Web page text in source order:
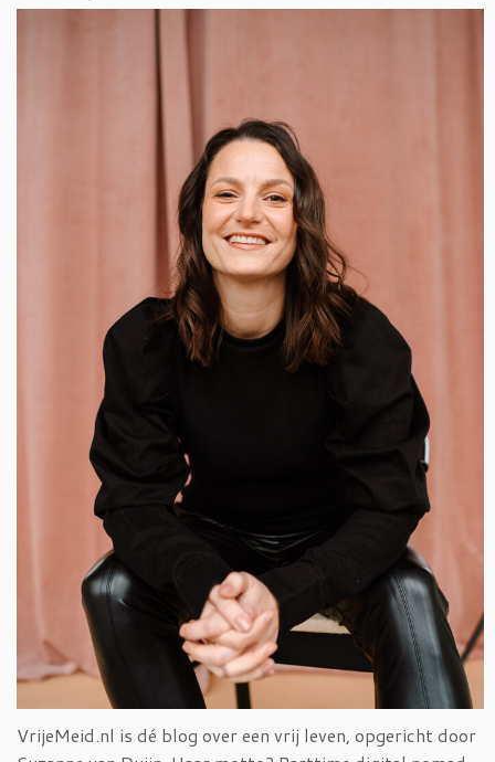
VrijeMeid.nl is dé blog over een vrij leven, opgericht door